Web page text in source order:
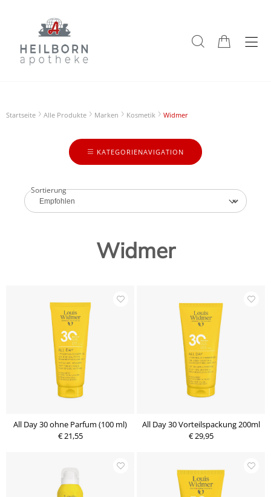
Startseite Alle Produkte Marken Kosmetik Widmer
KATEGORIENAVIGATION
Sortierung
Widmer
All Day 30 ohne Parfum (100 ml)
€ 21,55
All Day 30 Vorteilspackung 200ml
€ 29,95